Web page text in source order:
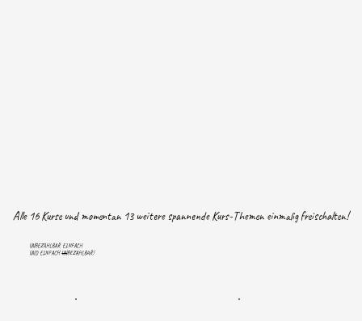
Alle 16 Kurse und momentan 13 weitere spannende Kurs-Themen einmalig freischalten!
UNBEZAHLBAR EINFACH
UND EINFACHUNBEZAHLBAR!